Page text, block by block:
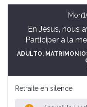
Mon
En Jésus, nous
Participer à la
ADULTO,
Retraite en silence